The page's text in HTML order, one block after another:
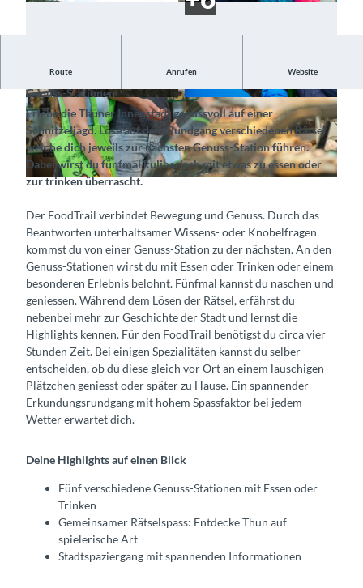
© CC-BY-SA
© FoodTrail GmbH, Interlaken Tourismus |
CC-BY-SA
© CC-BY-SA
Route Anrufen Website
Löse spannende Rätsel und entdecke köstliche Thuner
Genuss-Stationen
Erlebe die Thuner Innenstadt genussvoll auf einer
Schnitzeljagd. Löse auf dem Rundgang verschiedenen Rätsel,
welche dich jeweils zur nächsten Genuss-Station führen.
Dabei wirst du fünfmal kulinarisch mit etwas zu essen oder
zur trinken überrascht.
Der FoodTrail verbindet Bewegung und Genuss. Durch das
Beantworten unterhaltsamer Wissens- oder Knobelfragen
kommst du von einer Genuss-Station zu der nächsten. An den
Genuss-Stationen wirst du mit Essen oder Trinken oder einem
besonderen Erlebnis belohnt. Fünfmal kannst du naschen und
geniessen. Während dem Lösen der Rätsel, erfährst du
nebenbei mehr zur Geschichte der Stadt und lernst die
Highlights kennen. Für den FoodTrail benötigst du circa vier
Stunden Zeit. Bei einigen Spezialitäten kannst du selber
entscheiden, ob du diese gleich vor Ort an einem lauschigen
Plätzchen geniesst oder später zu Hause. Ein spannender
Erkundungsrundgang mit hohem Spassfaktor bei jedem
Wetter erwartet dich.
Deine Highlights auf einen Blick
Fünf verschiedene Genuss-Stationen mit Essen oder
Trinken
Gemeinsamer Rätselspass: Entdecke Thun auf
spielerische Art
Stadtspaziergang mit spannenden Informationen